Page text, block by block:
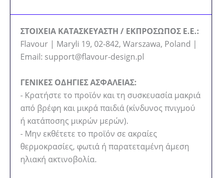
ΣΤΟΙΧΕΙΑ ΚΑΤΑΣΚΕΥΑΣΤΗ / ΕΚΠΡΟΣΩΠΟΣ Ε.Ε.:
Flavour | Maryli 19, 02-842, Warszawa, Poland |
Email: support@flavour-design.pl
ΓΕΝΙΚΕΣ ΟΔΗΓΙΕΣ ΑΣΦΑΛΕΙΑΣ:
- Κρατήστε το προϊόν και τη συσκευασία μακριά
από βρέφη και μικρά παιδιά (κίνδυνος πνιγμού
ή κατάποσης μικρών μερών).
- Μην εκθέτετε το προϊόν σε ακραίες
θερμοκρασίες, φωτιά ή παρατεταμένη άμεση
ηλιακή ακτινοβολία.